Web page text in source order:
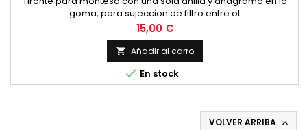
goma, para sujeccion de filtro entre ot
Precio
15,00 €
 Añadir al carro
 En stock
VOLVER ARRIBA 